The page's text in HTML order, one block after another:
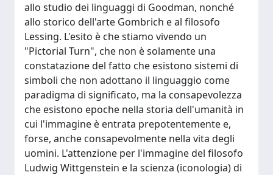
allo studio dei linguaggi di Goodman, nonché
allo storico dell'arte Gombrich e al filosofo
Lessing. L'esito è che stiamo vivendo un
"Pictorial Turn", che non è solamente una
constatazione del fatto che esistono sistemi di
simboli che non adottano il linguaggio come
paradigma di significato, ma la consapevolezza
che esistono epoche nella storia dell'umanità in
cui l'immagine è entrata prepotentemente e,
forse, anche consapevolmente nella vita degli
uomini. L'attenzione per l'immagine del filosofo
Ludwig Wittgenstein e la scienza (iconologia) di